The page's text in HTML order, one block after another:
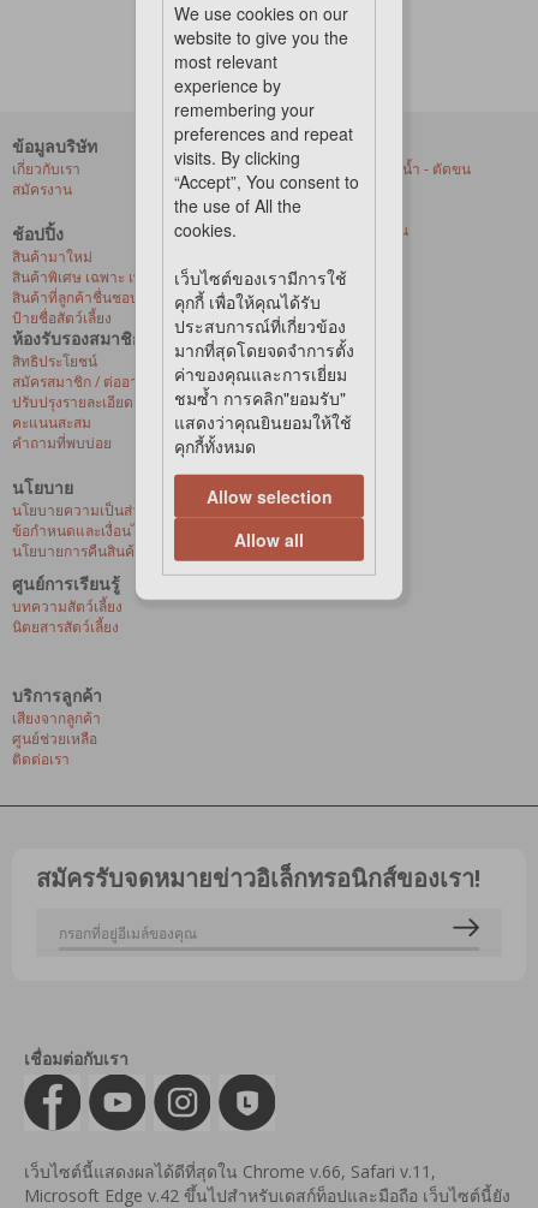
ข้อมูลบริษัท
เกี่ยวกับเรา
สมัครงาน
ช้อปปิ้ง
สินค้ามาใหม่
สินค้าพิเศษ เฉพาะ เพ็ท เลิฟเวอร์ เซ็นเตอร์
สินค้าที่ลูกค้าชื่นชอบ
ป้ายชื่อสัตว์เลี้ยง
บริการของเรา
ศูนย์ให้บริการอาบน้ำ - ตัดขน
สัตว์เลี้ยงที่ร้านค้า
การจัดส่งด่วน
บริการจัดส่งถึงบ้าน
ห้องรับรองสมาชิก
สิทธิประโยชน์
สมัครสมาชิก / ต่ออายุ / เปิดใช้งานบัตรวีไอพี
ปรับปรุงรายละเอียดส่วนบุคคล
คะแนนสะสม
คำถามที่พบบ่อย
นโยบาย
นโยบายความเป็นส่วนตัว
ข้อกำหนดและเงื่อนไขการซื้อสินค้าออนไลน์
นโยบายการคืนสินค้าและการเปลี่ยนสินค้า
ศูนย์การเรียนรู้
บทความสัตว์เลี้ยง
นิตยสารสัตว์เลี้ยง
บริการลูกค้า
เสียงจากลูกค้า
ศูนย์ช่วยเหลือ
ติดต่อเรา
สมัครรับจดหมายข่าวอิเล็กทรอนิกส์ของเรา!
เชื่อมต่อกับเรา
เว็บไซต์นี้แสดงผลได้ดีที่สุดใน Chrome v.66, Safari v.11,
Microsoft Edge v.42 ขึ้นไปสำหรับเดสก์ท็อปและมือถือ เว็บไซต์นี้ยัง
We use cookies on our
website to give you the
most relevant
experience by
remembering your
preferences and repeat
visits. By clicking
“Accept”, You consent to
the use of All the
cookies.
เว็บไซต์ของเรามีการใช้
คุกกี้ เพื่อให้คุณได้รับ
ประสบการณ์ที่เกี่ยวข้อง
มากที่สุดโดยจดจำการตั้ง
ค่าของคุณและการเยี่ยม
ชมซ้ำ การคลิก"ยอมรับ"
แสดงว่าคุณยินยอมให้ใช้
คุกกี้ทั้งหมด
Allow selection
Allow all